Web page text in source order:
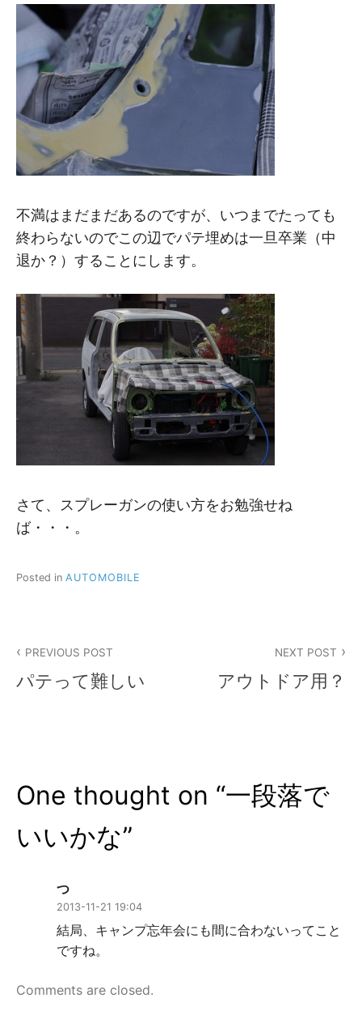
不満はまだまだあるのですが、いつまでたっても
終わらないのでこの辺でパテ埋めは一旦卒業（中
退か？）することにします。
さて、スプレーガンの使い方をお勉強せね
ば・・・。
Posted in AUTOMOBILE
稿
ー
シ
ョ
PREVIOUS POST
パテって難しい
NEXT POST
アウトドア用？
One thought on “一段落で
いいかな”
つ
2013-11-21 19:04
結局、キャンプ忘年会にも間に合わないってこと
ですね。
Comments are closed.